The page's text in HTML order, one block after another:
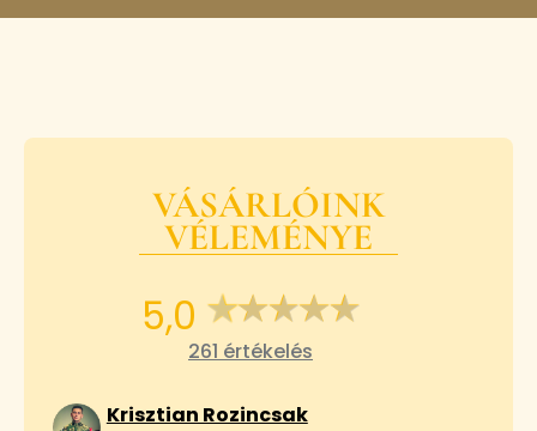
VÁSÁRLÓINK
VÉLEMÉNYE
5,0
261 értékelés
Krisztian Rozincsak